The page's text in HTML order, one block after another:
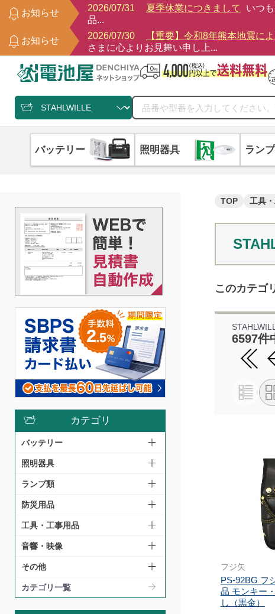
お知らせ
2026/07/31 夏季休業につきまして
いつ
品...
お知らせ
2026/07/30 【重要】令和8年熊本地震に
さまに心よりお見舞い申し上...
バッテリー 照明器具 ラン
カテゴリ
バッテリー
照明器具
ランプ類
防災用品
工具・工事用品
音響・映像
その他
カテゴリ一覧
TOP 工具
このカテゴ
6597件
フジ矢
PS-92BG フ
品 モンキー
し（黒金）